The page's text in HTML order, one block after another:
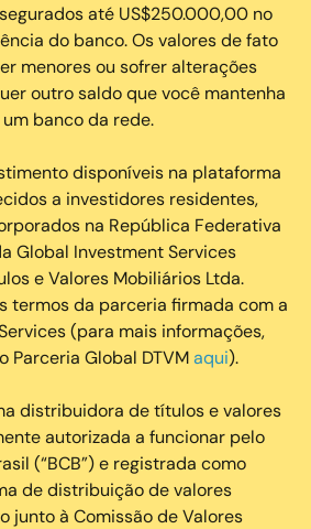
até US$250.000,00 no
do banco. Os valores de fato
menores ou sofrer alterações
outro saldo que você mantenha
banco da rede.
disponíveis na plataforma
a investidores residentes,
na República Federativa
Global Investment Services
e Valores Mobiliários Ltda.
termos da parceria firmada com a
(para mais informações,
Parceria Global DTVMaqui).
distribuidora de títulos e valores
autorizada a funcionar pelo
(“BCB”) e registrada como
de distribuição de valores
junto à Comissão de Valores